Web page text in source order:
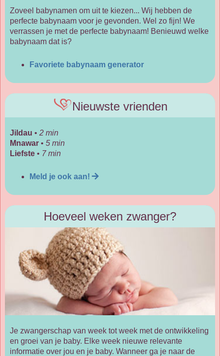
Zoveel babynamen om uit te kiezen... Wij hebben de
perfecte babynaam voor je gevonden. Wel zo fijn! We
verrassen je met de perfecte babynaam! Benieuwd welke
babynaam dat is?
Favoriete babynaam generator
Nieuwste vrienden
Jildau • 2 min
Mnawar• 5 min
Liefste• 7 min
Meld je ook aan!
Hoeveel weken zwanger?
Je zwangerschap van week tot week met de ontwikkeling
en groei van je baby. Elke week nieuwe relevante
informatie over jou en je baby. Wanneer ga je naar de